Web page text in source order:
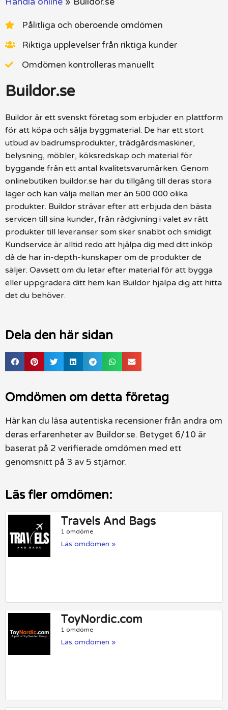
Pålitliga och oberoende omdömen
Riktiga upplevelser från riktiga kunder
Omdömen kontrolleras manuellt
Buildor.se
Buildor är ett svenskt företag som erbjuder en plattform
för att köpa och sälja byggmaterial. De har ett stort
utbud av badrumsprodukter, trädgårdsmaskiner,
belysning, möbler, köksredskap och material för
byggande från ett antal kvalitetsvarumärken. Genom
onlinebutiken buildor.se har du tillgång till deras stora
lager och kan välja mellan mer än 500 000 olika
produkter. Buildor strävar efter att erbjuda den bästa
servicen till sina kunder, från rådgivning i valet av rätt
produkter till leveranser som sker snabbt och smidigt.
Kundservice är alltid redo att hjälpa dig med ditt inköp
då de har in-depth-kunskaper om de produkter de
säljer. Oavsett om du letar efter material för att bygga
eller uppgradera ditt hem kan Buildor hjälpa dig att hitta
det du behöver.
Dela den här sidan
Omdömen om detta företag
Här kan du läsa autentiska recensioner från andra om
deras erfarenheter av Buildor.se. Betyget 6/10 är
baserat på 2 verifierade omdömen med ett
genomsnitt på 3 av 5 stjärnor.
Läs fler omdömen:
Travels And Bags
1 omdöme
Läs omdömen »
ToyNordic.com
1 omdöme
Läs omdömen »